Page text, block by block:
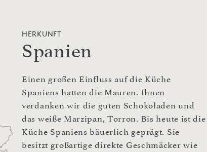
HERKUNFT
Spanien
Einen großen Einfluss auf die Küche
Spaniens hatten die Mauren. Ihnen
verdanken wir die guten Schokoladen und
das weiße Marzipan, Torron. Bis heute ist die
Küche Spaniens bäuerlich geprägt. Sie
besitzt großartige direkte Geschmäcker wie